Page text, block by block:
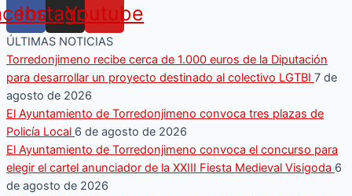
Instagram
Youtube
ÚLTIMAS NOTICIAS
Torredonjimeno recibe cerca de 1.000 euros de la Diputación
para desarrollar un proyecto destinado al colectivo LGTBI 7 de
agosto de 2026
El Ayuntamiento de Torredonjimeno convoca tres plazas de
Policía Local 6 de agosto de 2026
El Ayuntamiento de Torredonjimeno convoca el concurso para
elegir el cartel anunciador de la XXIII Fiesta Medieval Visigoda 6
de agosto de 2026